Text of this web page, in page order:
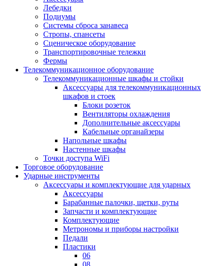
Лебедки
Подиумы
Системы сброса занавеса
Стропы, спансеты
Сценическое оборудование
Транспортировочные тележки
Фермы
Телекоммуникационное оборудование
Телекоммуникационные шкафы и стойки
Аксессуары для телекоммуникационных
шкафов и стоек
Блоки розеток
Вентиляторы охлаждения
Дополнительные аксессуары
Кабельные органайзеры
Напольные шкафы
Настенные шкафы
Точки доступа WiFi
Торговое оборудование
Ударные инструменты
Аксессуары и комплектующие для ударных
Аксессуары
Барабанные палочки, щетки, руты
Запчасти и комплектующие
Комплектующие
Метрономы и приборы настройки
Педали
Пластики
06
08